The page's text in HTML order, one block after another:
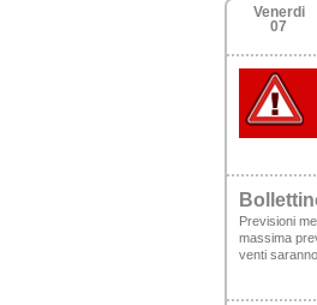
Venerdi
07
Previsioni
massima
venti